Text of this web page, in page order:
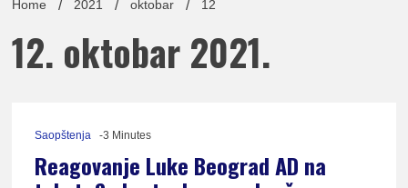
Home 2021 oktobar 12
12. oktobar 2021.
Saopštenja -3 Minutes
Reagovanje Luke Beograd AD na